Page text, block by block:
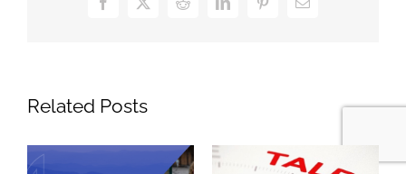
Facebook
X RedditLinkedInPinterestEmail
Related Posts